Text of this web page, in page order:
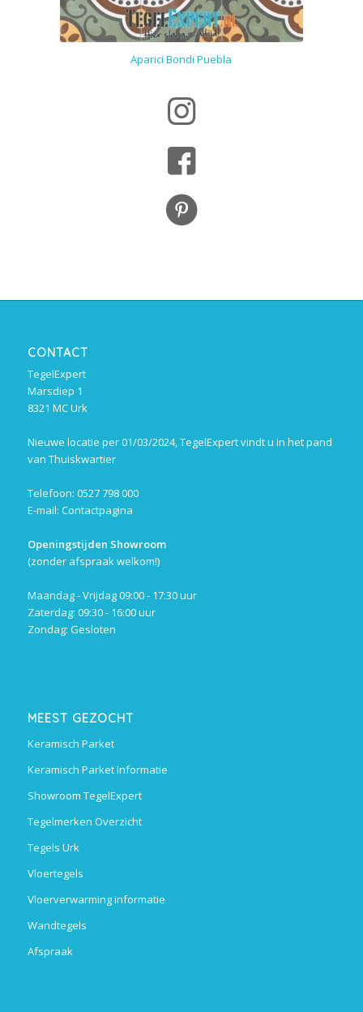
Aparici Bondi Puebla
CONTACT
TegelExpert
Marsdiep 1
8321 MC Urk
Nieuwe locatie per 01/03/2024, TegelExpert vindt u in het pand
van Thuiskwartier
Telefoon: 0527 798 000
E-mail: Contactpagina
Openingstijden Showroom
(zonder afspraak welkom!)
Maandag - Vrijdag 09:00 - 17:30 uur
Zaterdag: 09:30 - 16:00 uur
Zondag: Gesloten
MEEST GEZOCHT
Keramisch Parket
Keramisch Parket Informatie
Showroom TegelExpert
Tegelmerken Overzicht
Tegels Urk
Vloertegels
Vloerverwarming informatie
Wandtegels
Afspraak